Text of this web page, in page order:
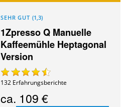
SEHR GUT (1,3)
1Zpresso Q Manuelle
Kaffeemühle Heptagonal
Version
132 Erfahrungsberichte
ca. 109 €